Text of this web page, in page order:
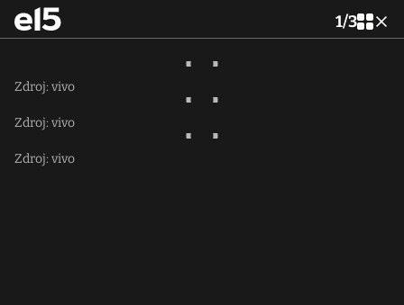
1/3
Zdroj: vivo
Zdroj: vivo
Zdroj: vivo